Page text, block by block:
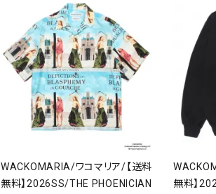
WACKOMARIA/ワコマリア/【送料
無料】2026SS/THE PHOENICIAN
無料】